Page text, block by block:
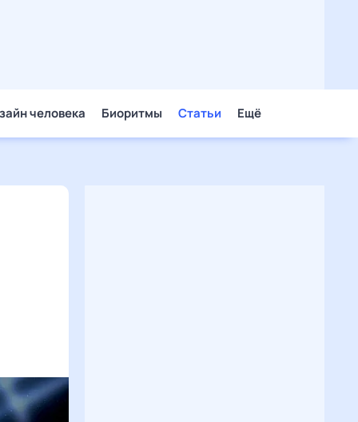
человека Биоритмы Статьи Ещё